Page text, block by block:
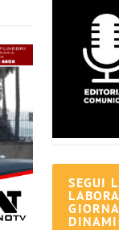
SEGUI